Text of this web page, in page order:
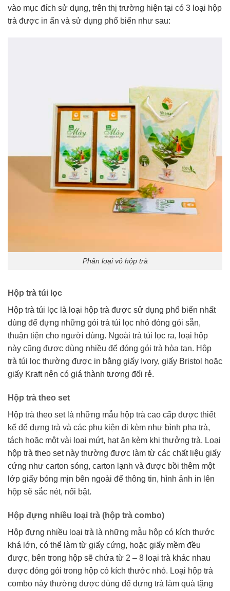
vào mục đích sử dụng, trên thị trường hiện tại có 3 loại hộp
trà được in ấn và sử dụng phổ biến như sau:
Phân loại vỏ hộp trà
Hộp trà túi lọc
Hộp trà túi lọc là loại hộp trà được sử dụng phổ biến nhất
dùng để đựng những gói trà túi lọc nhỏ đóng gói sẵn,
thuận tiện cho người dùng. Ngoài trà túi lọc ra, loại hộp
này cũng được dùng nhiều để đóng gói trà hòa tan. Hộp
trà túi lọc thường được in bằng giấy Ivory, giấy Bristol hoặc
giấy Kraft nên có giá thành tương đối rẻ.
Hộp trà theo set
Hộp trà theo set là những mẫu hộp trà cao cấp được thiết
kế để đựng trà và các phụ kiện đi kèm như bình pha trà,
tách hoặc một vài loại mứt, hạt ăn kèm khi thưởng trà. Loại
hộp trà theo set này thường được làm từ các chất liệu giấy
cứng như carton sóng, carton lạnh và được bồi thêm một
lớp giấy bóng mịn bên ngoài để thông tin, hình ảnh in lên
hộp sẽ sắc nét, nổi bật.
Hộp đựng nhiều loại trà (hộp trà combo)
Hộp đựng nhiều loại trà là những mẫu hộp có kích thước
khá lớn, có thể làm từ giấy cứng, hoặc giấy mềm đều
được, bên trong hộp sẽ chứa từ 2 – 8 loại trà khác nhau
được đóng gói trong hộp có kích thước nhỏ. Loại hộp trà
combo này thường được dùng để đựng trà làm quà tặng